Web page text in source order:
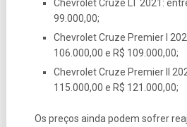
Chevrolet Cruze LT 2021:
99.000,00;
Chevrolet Cruze Premier I
106.000,00 e R$ 109.000,00;
Chevrolet Cruze Premier II
115.000,00 e R$ 121.000,00;
Os preços ainda podem sofrer